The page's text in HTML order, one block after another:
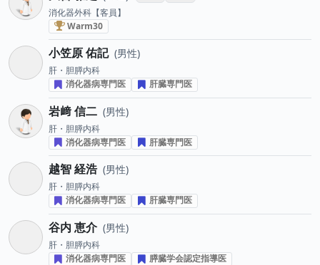
消化器外科【客員】
Warm30血液がん治療医 “Warm30” (2023年)
小笠原 佑記 男性
肝・胆膵内科
消化器病専門医
肝臓専門医
岩﨑 信二 男性
肝・胆膵内科
消化器病専門医
肝臓専門医
越智 経浩 男性
肝・胆膵内科
消化器病専門医
肝臓専門医
谷内 恵介 男性
肝・胆膵内科
消化器病専門医
膵臓学会認定指導医